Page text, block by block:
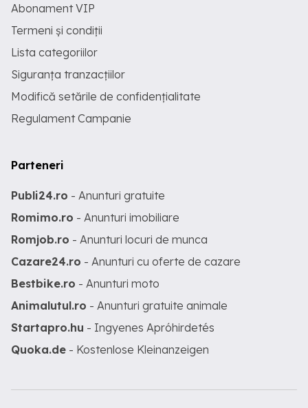
Abonament VIP
Termeni și condiții
Lista categoriilor
Siguranța tranzacțiilor
Modifică setările de confidențialitate
Regulament Campanie
Parteneri
Publi24.ro - Anunturi gratuite
Romimo.ro - Anunturi imobiliare
Romjob.ro - Anunturi locuri de munca
Cazare24.ro - Anunturi cu oferte de cazare
Bestbike.ro - Anunturi moto
Animalutul.ro - Anunturi gratuite animale
Startapro.hu - Ingyenes Apróhirdetés
Quoka.de - Kostenlose Kleinanzeigen